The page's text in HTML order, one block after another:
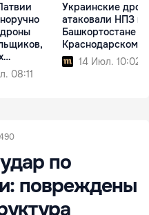
08:11
Украинские
атаковали НПЗ в
Башкортостане и
Краснодарском
14 Июл. 10:02
по
повреждены